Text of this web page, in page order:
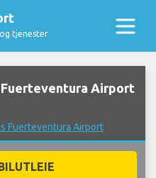
tjenester
Fuerteventura Airport
Fuerteventura Airport